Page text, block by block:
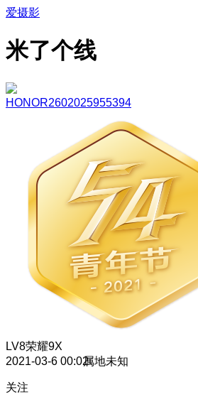
爱摄影
米了个线
HONOR2602025955394
LV8荣耀9X
2021-03-6 00:02属地未知
关注